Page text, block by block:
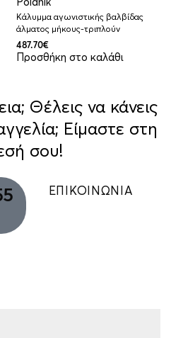
Κάλυμμα αγωνιστικής βαλβίδας
άλματος μήκους-τριπλούν
487.70€
Προσθήκη στο καλάθι
Θέλεις να κάνεις
Είμαστε στη
σου!
ΕΠΙΚΟΙΝΩΝΙΑ